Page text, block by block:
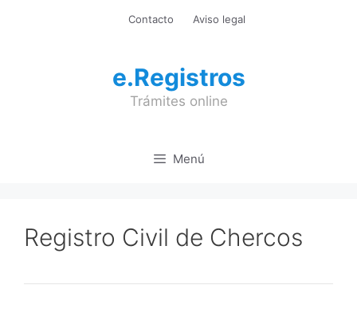
Contacto Aviso legal
e.Registros
Trámites online
Menú
Registro Civil de Chercos